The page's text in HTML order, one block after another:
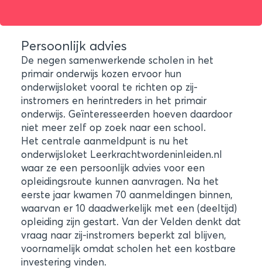
Persoonlijk advies
De negen samenwerkende scholen in het
primair onderwijs kozen ervoor hun
onderwijsloket vooral te richten op zij-
instromers en herintreders in het primair
onderwijs. Geïnteresseerden hoeven daardoor
niet meer zelf op zoek naar een school.
Het centrale aanmeldpunt is nu het
onderwijsloket Leerkrachtwordeninleiden.nl
waar ze een persoonlijk advies voor een
opleidingsroute kunnen aanvragen. Na het
eerste jaar kwamen 70 aanmeldingen binnen,
waarvan er 10 daadwerkelijk met een (deeltijd)
opleiding zijn gestart. Van der Velden denkt dat
vraag naar zij-instromers beperkt zal blijven,
voornamelijk omdat scholen het een kostbare
investering vinden.